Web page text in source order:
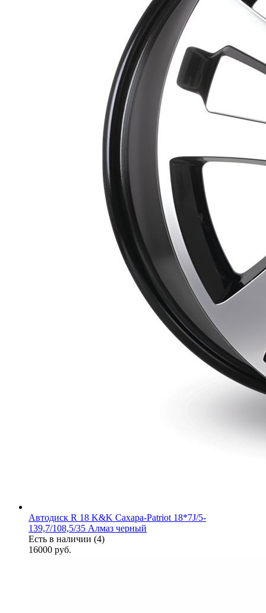
Автодиск R 18 K&K Сахара-Patriot 18*7J/5-
139,7/108,5/35 Алмаз черный
Есть в наличии (4)
16000 руб.